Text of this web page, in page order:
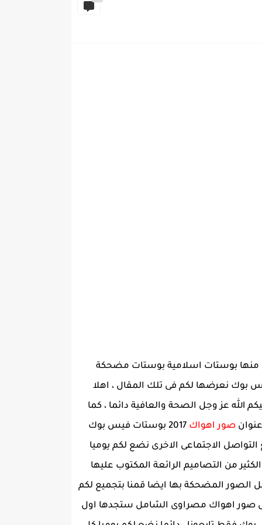
بوستات اسلامية بوستات مضحكة
بوك نعرضها لكم فى تلك المقال ، اهلا
الله عز وجل الصحة والعافية دائما ، كما
عنوانصور اهواك
2017 بوستات فيس بوك
الاجتماعى الاخرى نضع لكم يوميا
من التصاميم الرائعة المكتوب عليها
المضحكة بها ايضا قمنا بتجميع لكم
صور اهواك مصراوى الشامل ستجدها اول